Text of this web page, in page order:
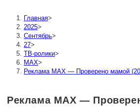
Главная>
2025>
Сентябрь>
27>
ТВ-ролики>
MAX>
Реклама MAX — Проверено мамой
Реклама MAX —